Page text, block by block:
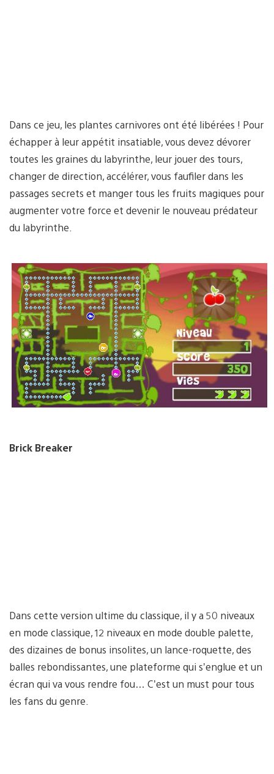
Dans ce jeu, les plantes carnivores ont été libérées ! Pour
échapper à leur appétit insatiable, vous devez dévorer
toutes les graines du labyrinthe, leur jouer des tours,
changer de direction, accélérer, vous faufiler dans les
passages secrets et manger tous les fruits magiques pour
augmenter votre force et devenir le nouveau prédateur
du labyrinthe.
Brick Breaker
Dans cette version ultime du classique, il y a 50 niveaux
en mode classique, 12 niveaux en mode double palette,
des dizaines de bonus insolites, un lance-roquette, des
balles rebondissantes, une plateforme qui s’englue et un
écran qui va vous rendre fou… C’est un must pour tous
les fans du genre.